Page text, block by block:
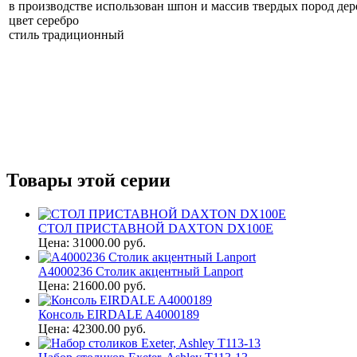
в производстве использован шпон и массив твердых пород
цвет серебро
стиль традиционный
Товары этой серии
СТОЛ ПРИСТАВНОЙ DAXTON DX100E
Цена: 31000.00 руб.
A4000236 Столик акцентный Lanport
Цена: 21600.00 руб.
Консоль EIRDALE A4000189
Цена: 42300.00 руб.